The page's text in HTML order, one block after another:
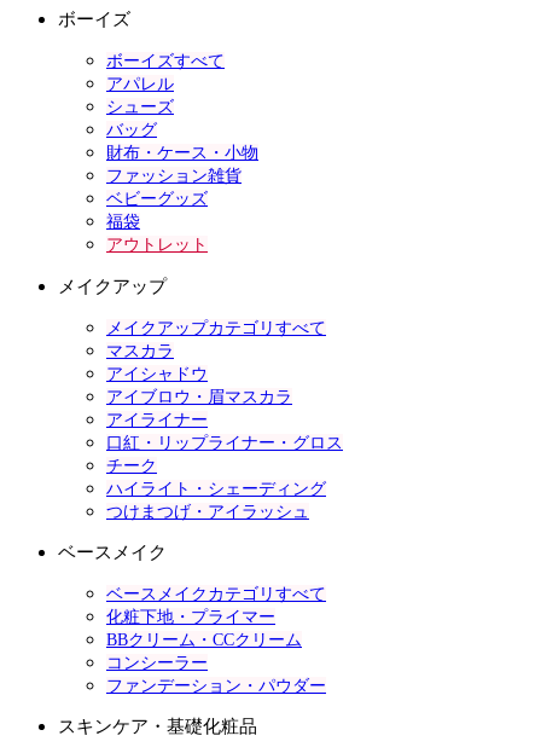
ボーイズ
ボーイズすべて
アパレル
シューズ
バッグ
財布・ケース・小物
ファッション雑貨
ベビーグッズ
福袋
アウトレット
メイクアップ
メイクアップカテゴリすべて
マスカラ
アイシャドウ
アイブロウ・眉マスカラ
アイライナー
口紅・リップライナー・グロス
チーク
ハイライト・シェーディング
つけまつげ・アイラッシュ
ベースメイク
ベースメイクカテゴリすべて
化粧下地・プライマー
BBクリーム・CCクリーム
コンシーラー
ファンデーション・パウダー
スキンケア・基礎化粧品